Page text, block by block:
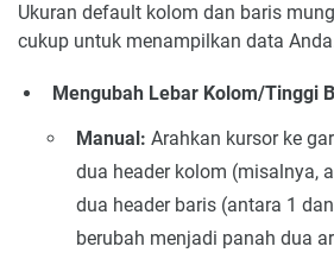
Ukuran default kolom dan baris
cukup untuk menampilkan data
Mengubah Lebar Kolom/Tinggi
Manual: Arahkan kursor ke
dua header kolom (misalnya,
dua header baris (antara 1
berubah menjadi panah dua